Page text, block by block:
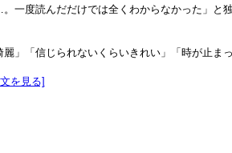
度読んだだけでは全くわからなかった」と
」「信じられないくらいきれい」「時が止ま
を見る]